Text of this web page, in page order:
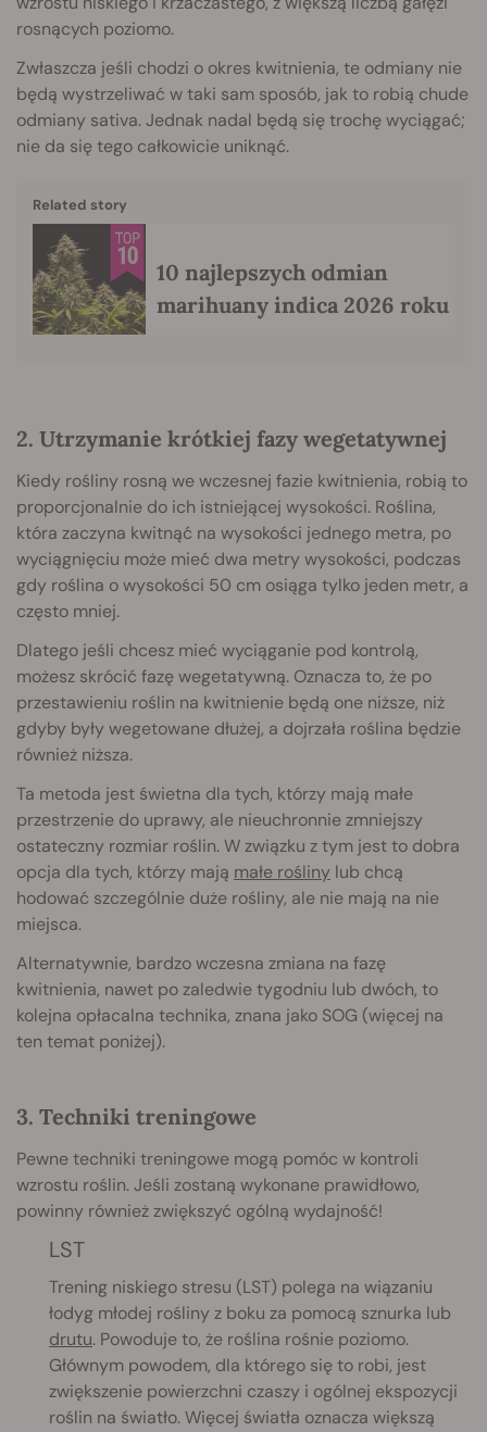
rosnących poziomo.
Zwłaszcza jeśli chodzi o okres kwitnienia, te odmiany nie
będą wystrzeliwać w taki sam sposób, jak to robią chude
odmiany sativa. Jednak nadal będą się trochę wyciągać;
nie da się tego całkowicie uniknąć.
Related story
10 najlepszych odmian
marihuany indica 2026 roku
2. Utrzymanie krótkiej fazy wegetatywnej
Kiedy rośliny rosną we wczesnej fazie kwitnienia, robią to
proporcjonalnie do ich istniejącej wysokości. Roślina,
która zaczyna kwitnąć na wysokości jednego metra, po
wyciągnięciu może mieć dwa metry wysokości, podczas
gdy roślina o wysokości 50 cm osiąga tylko jeden metr, a
często mniej.
Dlatego jeśli chcesz mieć wyciąganie pod kontrolą,
możesz skrócić fazę wegetatywną. Oznacza to, że po
przestawieniu roślin na kwitnienie będą one niższe, niż
gdyby były wegetowane dłużej, a dojrzała roślina będzie
również niższa.
Ta metoda jest świetna dla tych, którzy mają małe
przestrzenie do uprawy, ale nieuchronnie zmniejszy
ostateczny rozmiar roślin. W związku z tym jest to dobra
opcja dla tych, którzy mają małe rośliny lub chcą
hodować szczególnie duże rośliny, ale nie mają na nie
miejsca.
Alternatywnie, bardzo wczesna zmiana na fazę
kwitnienia, nawet po zaledwie tygodniu lub dwóch, to
kolejna opłacalna technika, znana jako SOG (więcej na
ten temat poniżej).
3. Techniki treningowe
Pewne techniki treningowe mogą pomóc w kontroli
wzrostu roślin. Jeśli zostaną wykonane prawidłowo,
powinny również zwiększyć ogólną wydajność!
LST
Trening niskiego stresu (LST) polega na wiązaniu
łodyg młodej rośliny z boku za pomocą sznurka lub
drutu. Powoduje to, że roślina rośnie poziomo.
Głównym powodem, dla którego się to robi, jest
zwiększenie powierzchni czaszy i ogólnej ekspozycji
roślin na światło. Więcej światła oznacza większą